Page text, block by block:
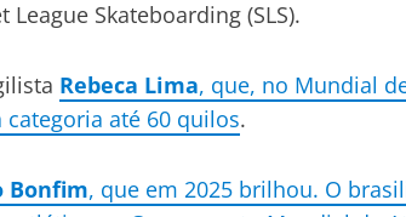
Skateboarding (SLS).
Rebeca Lima, que, no Mundial
até 60 quilos.
Bonfim, que em 2025 brilhou. O